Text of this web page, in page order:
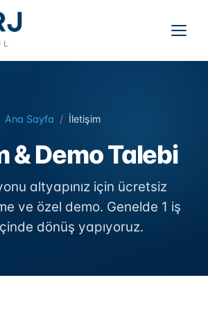
Ana Sayfa / İletişim
& Demo Talebi
altyapınız için ücretsiz
ve özel demo. Genelde 1 iş
dönüş yapıyoruz.